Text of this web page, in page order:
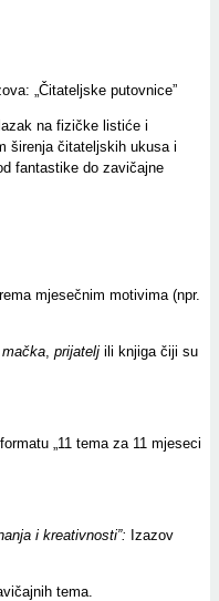
„Čitateljske putovnice”
na fizičke listiće i
širenja čitateljskih ukusa i
fantastike do zavičajne
mjesečnim motivima (npr.
mačka prijatelj ili knjiga čiji su
„11 tema za 11 mjeseci
i kreativnosti”: Izazov
tema.